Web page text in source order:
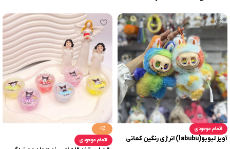
اتمام موجودی
آویز لبوبو(labubu) انرژی رنگین کمانی
-1%
اتمام موجودی